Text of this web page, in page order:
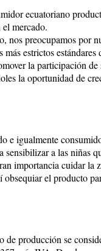
ecuatoriano
mercado.
preocupamos por
estrictos estándares
la participación de
la oportunidad de
e igualmente
a las niñas
importancia cuidar la
obsequiar el producto
de producción se